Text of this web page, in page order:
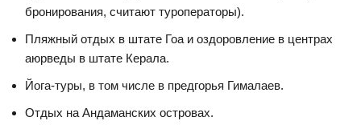
бронирования, считают туроператоры).
Пляжный отдых в штате Гоа и оздоровление в центрах
аюрведы в штате Керала.
Йога-туры, в том числе в предгорья Гималаев.
Отдых на Андаманских островах.